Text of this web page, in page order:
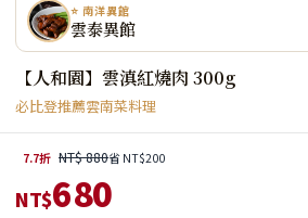
⭐ 南洋異館
雲泰異館
【人和園】雲滇紅燒肉 300g
必比登推薦雲南菜料理
7.7折 NT$ 880省 NT$200
NT$680